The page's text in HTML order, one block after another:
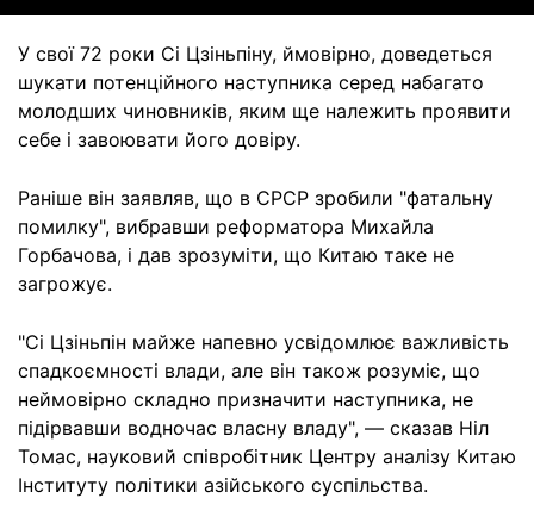
У свої 72 роки Сі Цзіньпіну, ймовірно, доведеться
шукати потенційного наступника серед набагато
молодших чиновників, яким ще належить проявити
себе і завоювати його довіру.
Раніше він заявляв, що в СРСР зробили "фатальну
помилку", вибравши реформатора Михайла
Горбачова, і дав зрозуміти, що Китаю таке не
загрожує.
"Сі Цзіньпін майже напевно усвідомлює важливість
спадкоємності влади, але він також розуміє, що
неймовірно складно призначити наступника, не
підірвавши водночас власну владу", — сказав Ніл
Томас, науковий співробітник Центру аналізу Китаю
Інституту політики азійського суспільства.